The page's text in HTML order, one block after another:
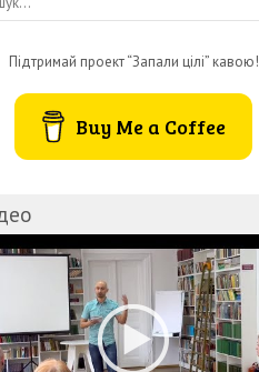
Підтримай проект “Запали цілі” кавою!
Buy Me a Coffee